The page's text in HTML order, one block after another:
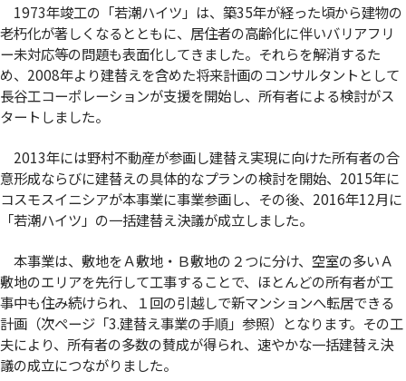
1973年竣工の「若潮ハイツ」は、築35年が経った頃から建物の
老朽化が著しくなるとともに、居住者の高齢化に伴いバリアフリ
ー未対応等の問題も表面化してきました。それらを解消するた
め、2008年より建替えを含めた将来計画のコンサルタントとして
長谷工コーポレーションが支援を開始し、所有者による検討がス
タートしました。
2013年には野村不動産が参画し建替え実現に向けた所有者の合
意形成ならびに建替えの具体的なプランの検討を開始、2015年に
コスモスイニシアが本事業に事業参画し、その後、2016年12月に
「若潮ハイツ」の一括建替え決議が成立しました。
本事業は、敷地をＡ敷地・Ｂ敷地の２つに分け、空室の多いＡ
敷地のエリアを先行して工事することで、ほとんどの所有者が工
事中も住み続けられ、１回の引越しで新マンションへ転居できる
計画（次ページ「3.建替え事業の手順」参照）となります。その工
夫により、所有者の多数の賛成が得られ、速やかな一括建替え決
議の成立につながりました。